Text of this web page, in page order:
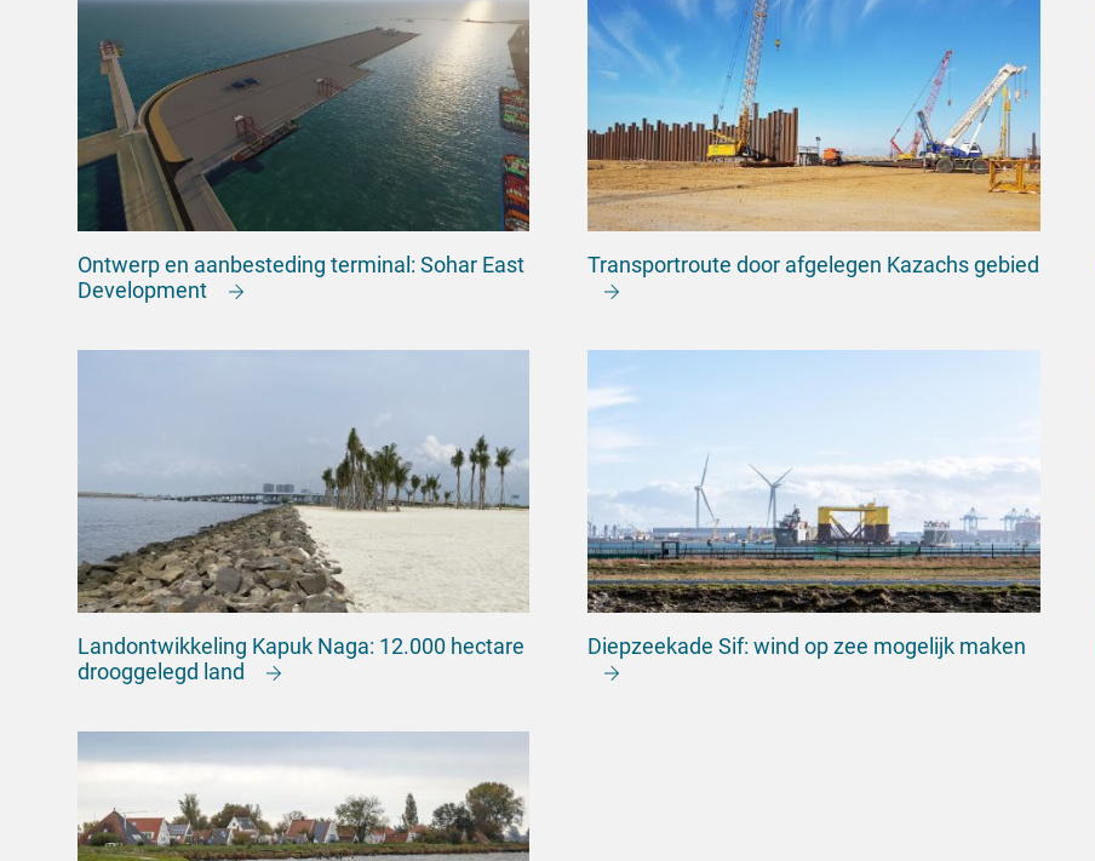
Ontwerp en aanbesteding terminal: Sohar East
Development
Transportroute door afgelegen Kazachs gebied
Landontwikkeling Kapuk Naga: 12.000 hectare
drooggelegd land
Diepzeekade Sif: wind op zee mogelijk maken